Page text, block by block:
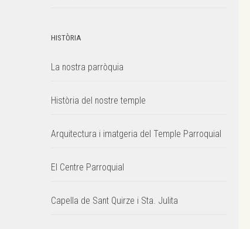
HISTÒRIA
La nostra parròquia
Història del nostre temple
Arquitectura i imatgeria del Temple Parroquial
El Centre Parroquial
Capella de Sant Quirze i Sta. Julita